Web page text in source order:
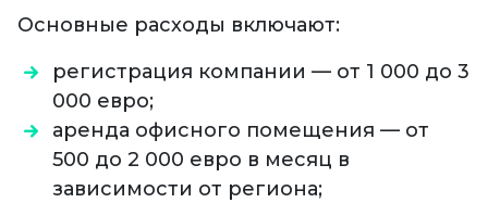
Основные расходы включают:
регистрация компании — от 1 000 до 3
000 евро;
аренда офисного помещения — от
500 до 2 000 евро в месяц в
зависимости от региона;